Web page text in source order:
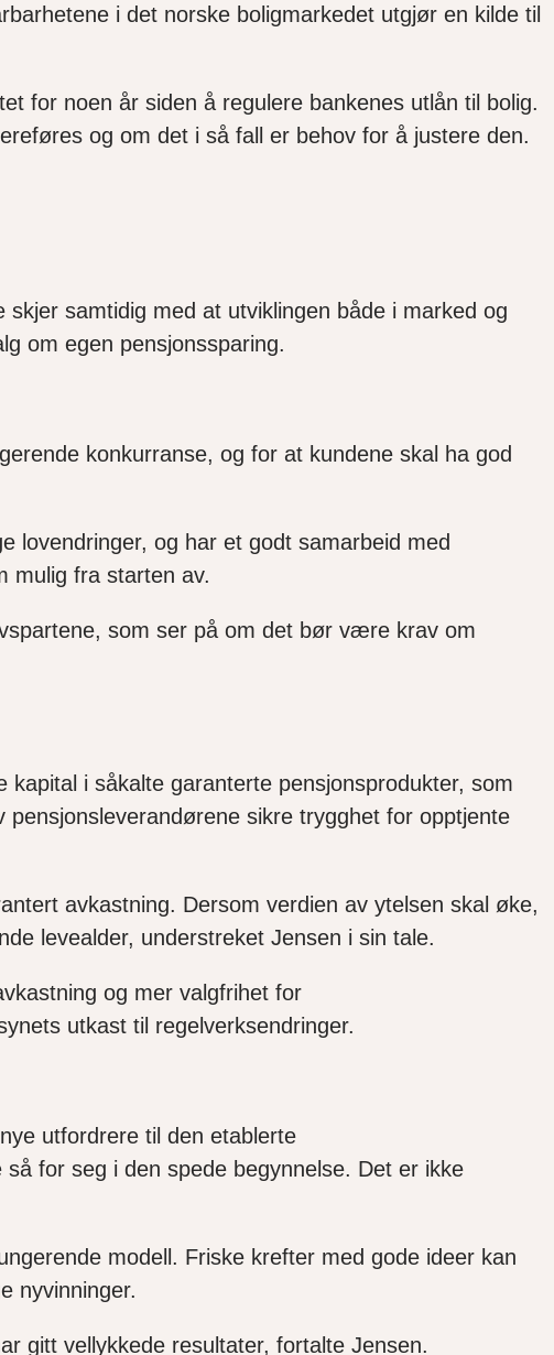
i det norske boligmarkedet utgjør en kilde til
for noen år siden å regulere bankenes utlån til bolig.
og om det i så fall er behov for å justere den.
skjer samtidig med at utviklingen både i marked og
om egen pensjonssparing.
konkurranse, og for at kundene skal ha god
lovendringer, og har et godt samarbeid med
mulig fra starten av.
som ser på om det bør være krav om
kapital i såkalte garanterte pensjonsprodukter, som
pensjonsleverandørene sikre trygghet for opptjente
avkastning. Dersom verdien av ytelsen skal øke,
levealder, understreket Jensen i sin tale.
og mer valgfrihet for
utkast til regelverksendringer.
utfordrere til den etablerte
for seg i den spede begynnelse. Det er ikke
modell. Friske krefter med gode ideer kan
nyvinninger.
gitt vellykkede resultater, fortalte Jensen.